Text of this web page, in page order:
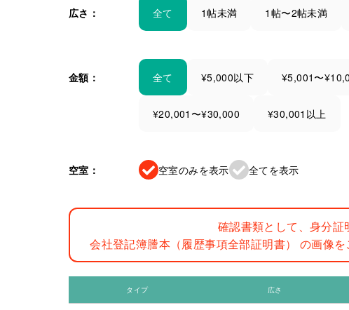
広さ： 全て 1帖未満 1帖〜2帖未満
金額： 全て ¥5,000以下 ¥5,001〜
¥20,001〜¥30,000 ¥30,001以上
空室： 空室のみを表示 全てを表示
確認書類として、身分証
会社登記簿謄本（履歴事項全部証明書） の画像
タイプ 広さ